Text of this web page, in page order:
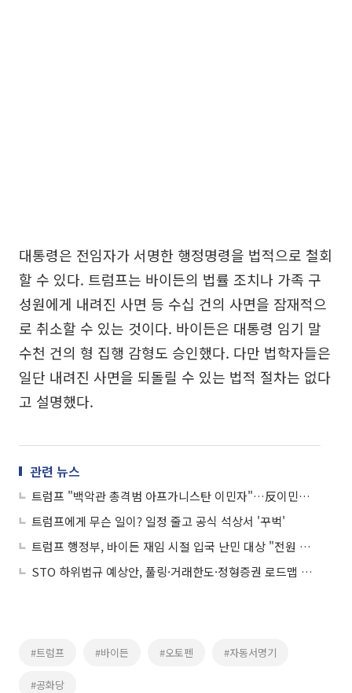
대통령은 전임자가 서명한 행정명령을 법적으로 철회
할 수 있다. 트럼프는 바이든의 법률 조치나 가족 구
성원에게 내려진 사면 등 수십 건의 사면을 잠재적으
로 취소할 수 있는 것이다. 바이든은 대통령 임기 말
수천 건의 형 집행 감형도 승인했다. 다만 법학자들은
일단 내려진 사면을 되돌릴 수 있는 법적 절차는 없다
고 설명했다.
관련 뉴스
트럼프 "백악관 총격범 아프가니스탄 이민자"…反이민정책 강화 예고
트럼프에게 무슨 일이? 일정 줄고 공식 석상서 '꾸벅'
트럼프 행정부, 바이든 재임 시절 입국 난민 대상 "전원 재심사"
STO 하위법규 예상안, 풀링·거래한도·정형증권 로드맵 제시
#트럼프 #바이든 #오토펜 #자동서명기
#공화당